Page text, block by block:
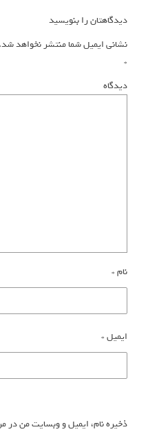
دیدگاهتان را بنویسید
نشانی ایمیل شما منتشر نخواهد شد.
*
دیدگاه
نام*
ایمیل*
ذخیره نام، ایمیل و وبسایت من در